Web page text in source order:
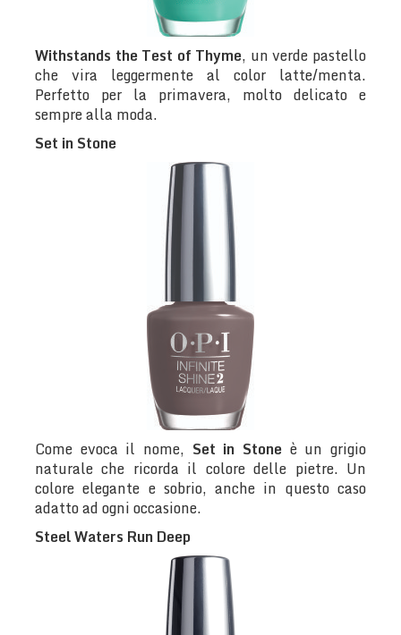
Withstands the Test of Thyme, un verde pastello
che vira leggermente al color latte/menta.
Perfetto per la primavera, molto delicato e
sempre alla moda.
Set in Stone
Come evoca il nome, Set in Stone è un grigio
naturale che ricorda il colore delle pietre. Un
colore elegante e sobrio, anche in questo caso
adatto ad ogni occasione.
Steel Waters Run Deep